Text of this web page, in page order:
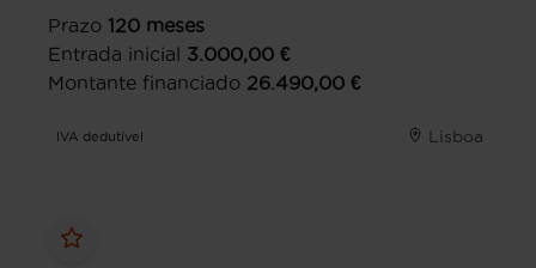
Prazo 120 meses
Entrada inicial 3.000,00 €
Montante financiado 26.490,00 €
IVA dedutível Lisboa